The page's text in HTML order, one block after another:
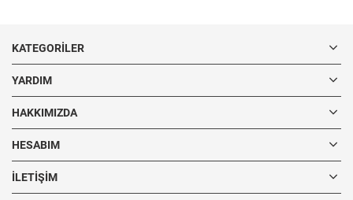
KATEGORILER
YARDIM
HAKKIMIZDA
HESABIM
İLETIŞIM